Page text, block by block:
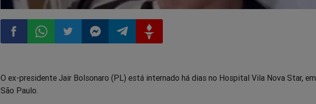
no
no
no
no
no
no
O ex-presidente Jair Bolsonaro (PL) está internado há dias no Hospital Vila Nova Star, em
São Paulo.